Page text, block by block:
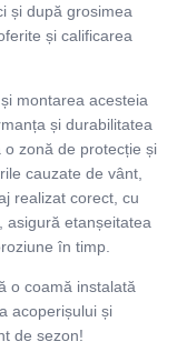
și după grosimea
și calificarea
montarea acesteia
și durabilitatea
zonă de protecție și
cauzate de vânt,
realizat corect, cu
asigură etanșeitatea
în timp.
o coamă instalată
acoperișului și
de sezon!